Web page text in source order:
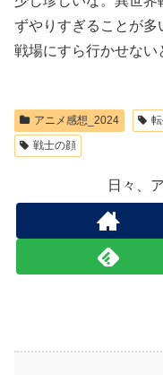
ずやりすぎることが多
戦場にすら行かせない
アニメ感想_2024
戦士の顔
日々、